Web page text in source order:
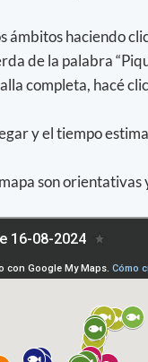
ámbitos haciendo
de la palabra
completa, hacé
y el tiempo
son